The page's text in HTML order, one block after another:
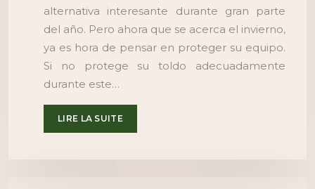
alternativa interesante durante gran parte
del año. Pero ahora que se acerca el invierno,
ya es hora de pensar en proteger su equipo.
Si no protege su toldo adecuadamente
durante este…
LIRE LA SUITE